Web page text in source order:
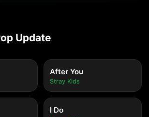
Update
After You
Stray Kids
I Do